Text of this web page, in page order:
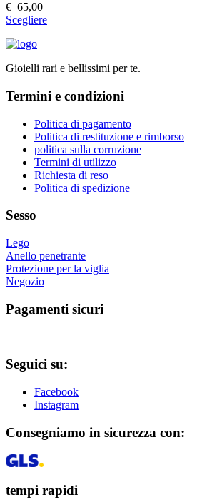
scelte
del
€ 65,00
ScegliereQuesto
varianti.
opzioni
essere
scelte
nella
pagina
del
prodotto
Gioielli rari e bellissimi per te.
Termini e condizioni
Politica di pagamento
Politica di restituzione e rimborso
politica sulla corruzione
Termini di utilizzo
Richiesta di reso
Politica di spedizione
Sesso
Lego
Anello penetrante
Protezione per la viglia
Negozio
Pagamenti sicuri
Seguici su:
Facebook
Instagram
Consegniamo in sicurezza con:
tempi rapidi